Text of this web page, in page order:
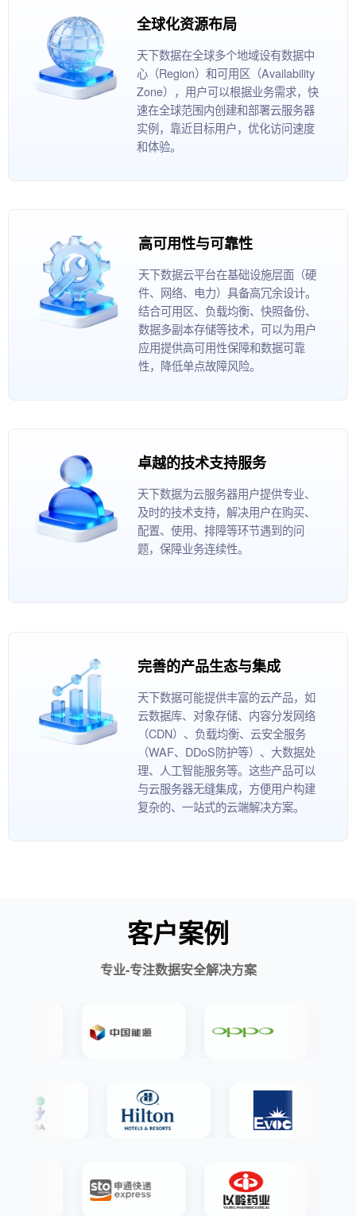
全球化资源布局
天下数据在全球多个地域设有数据中
心（Region）和可用区（Availability
Zone），用户可以根据业务需求，快
速在全球范围内创建和部署云服务器
实例，靠近目标用户，优化访问速度
和体验。
高可用性与可靠性
天下数据云平台在基础设施层面（硬
件、网络、电力）具备高冗余设计。
结合可用区、负载均衡、快照备份、
数据多副本存储等技术，可以为用户
应用提供高可用性保障和数据可靠
性，降低单点故障风险。
卓越的技术支持服务
天下数据为云服务器用户提供专业、
及时的技术支持，解决用户在购买、
配置、使用、排障等环节遇到的问
题，保障业务连续性。
完善的产品生态与集成
天下数据可能提供丰富的云产品，如
云数据库、对象存储、内容分发网络
（CDN）、负载均衡、云安全服务
（WAF、DDoS防护等）、大数据处
理、人工智能服务等。这些产品可以
与云服务器无缝集成，方便用户构建
复杂的、一站式的云端解决方案。
客户案例
专业-专注数据安全解决方案